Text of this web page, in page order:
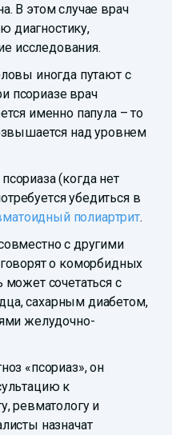
В этом случае врач
диагностику,
исследования.
иногда путают с
псориазе врач
именно папула – то
над уровнем
(когда нет
убедиться в
полиартрит.
с другими
о коморбидных
сочетаться с
сахарным диабетом,
желудочно-
«псориаз», он
к
ревматологу и
назначат